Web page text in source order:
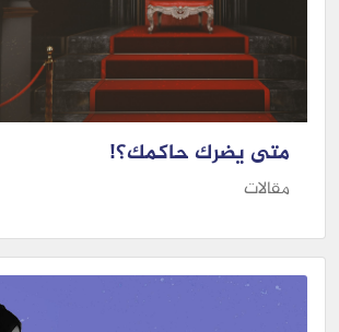
متى يضرك حاكمك؟!
مقالات